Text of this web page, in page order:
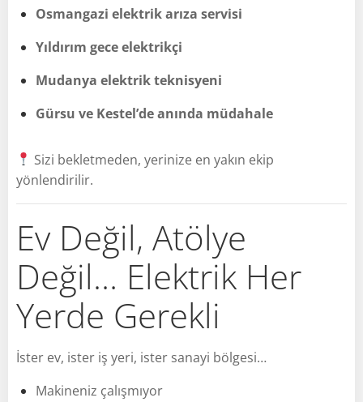
Osmangazi elektrik arıza servisi
Yıldırım gece elektrikçi
Mudanya elektrik teknisyeni
Gürsu ve Kestel’de anında müdahale
Sizi bekletmeden, yerinize en yakın ekip
yönlendirilir.
Ev Değil, Atölye
Değil… Elektrik Her
Yerde Gerekli
İster ev, ister iş yeri, ister sanayi bölgesi…
Makineniz çalışmıyor